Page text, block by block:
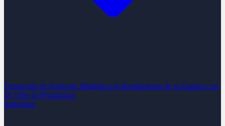
Desarrollo de Software Multiplica el Rendimiento de tu Equipo con
IA Vibe-to-Production
Industrias